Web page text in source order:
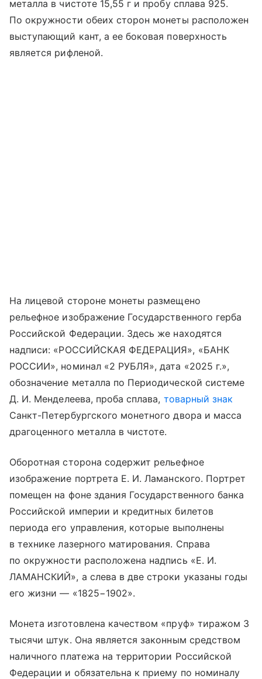
металла в чистоте 15,55 г и пробу сплава 925.
По окружности обеих сторон монеты расположен
выступающий кант, а ее боковая поверхность
является рифленой.
На лицевой стороне монеты размещено
рельефное изображение Государственного герба
Российской Федерации. Здесь же находятся
надписи: «РОССИЙСКАЯ ФЕДЕРАЦИЯ», «БАНК
РОССИИ», номинал «2 РУБЛЯ», дата «2025 г.»,
обозначение металла по Периодической системе
Д. И. Менделеева, проба сплава, товарный знак
Санкт-Петербургского монетного двора и масса
драгоценного металла в чистоте.
Оборотная сторона содержит рельефное
изображение портрета Е. И. Ламанского. Портрет
помещен на фоне здания Государственного банка
Российской империи и кредитных билетов
периода его управления, которые выполнены
в технике лазерного матирования. Справа
по окружности расположена надпись «Е. И.
ЛАМАНСКИЙ», а слева в две строки указаны годы
его жизни — «1825−1902».
Монета изготовлена качеством «пруф» тиражом 3
тысячи штук. Она является законным средством
наличного платежа на территории Российской
Федерации и обязательна к приему по номиналу